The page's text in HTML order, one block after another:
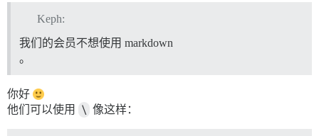
Keph:
我们的会员不想使用 markdown
。
你好
他们可以使用
\ 像这样：